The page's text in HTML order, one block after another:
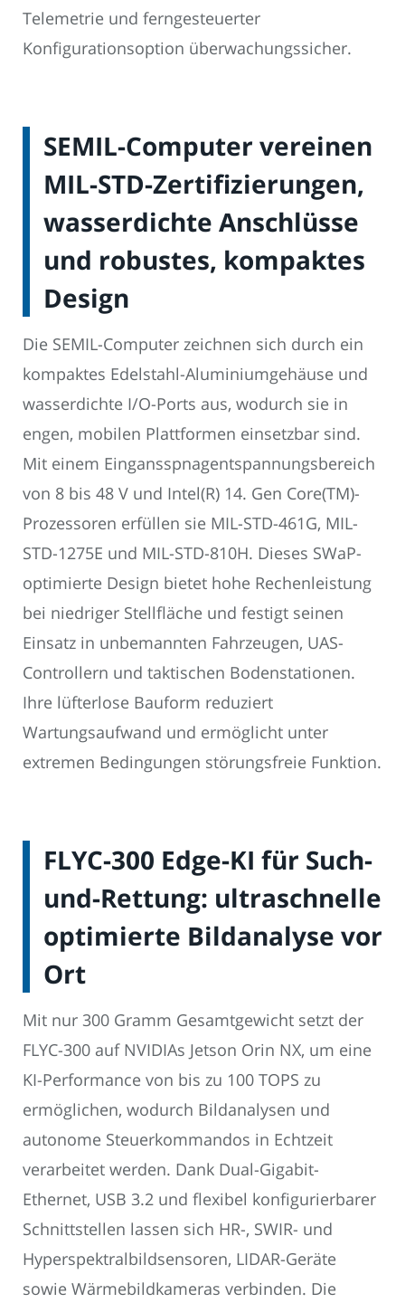
Telemetrie und ferngesteuerter
Konfigurationsoption überwachungssicher.
SEMIL-Computer vereinen
MIL-STD-Zertifizierungen,
wasserdichte Anschlüsse
und robustes, kompaktes
Design
Die SEMIL-Computer zeichnen sich durch ein
kompaktes Edelstahl-Aluminiumgehäuse und
wasserdichte I/O-Ports aus, wodurch sie in
engen, mobilen Plattformen einsetzbar sind.
Mit einem Eingansspnagentspannungsbereich
von 8 bis 48 V und Intel(R) 14. Gen Core(TM)-
Prozessoren erfüllen sie MIL-STD-461G, MIL-
STD-1275E und MIL-STD-810H. Dieses SWaP-
optimierte Design bietet hohe Rechenleistung
bei niedriger Stellfläche und festigt seinen
Einsatz in unbemannten Fahrzeugen, UAS-
Controllern und taktischen Bodenstationen.
Ihre lüfterlose Bauform reduziert
Wartungsaufwand und ermöglicht unter
extremen Bedingungen störungsfreie Funktion.
FLYC-300 Edge-KI für Such-
und-Rettung: ultraschnelle
optimierte Bildanalyse vor
Ort
Mit nur 300 Gramm Gesamtgewicht setzt der
FLYC-300 auf NVIDIAs Jetson Orin NX, um eine
KI-Performance von bis zu 100 TOPS zu
ermöglichen, wodurch Bildanalysen und
autonome Steuerkommandos in Echtzeit
verarbeitet werden. Dank Dual-Gigabit-
Ethernet, USB 3.2 und flexibel konfigurierbarer
Schnittstellen lassen sich HR-, SWIR- und
Hyperspektralbildsensoren, LIDAR-Geräte
sowie Wärmebildkameras verbinden. Die